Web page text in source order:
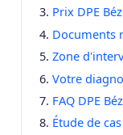
Prix DPE
Documents
Zone
Votre
FAQ DPE
Étude de